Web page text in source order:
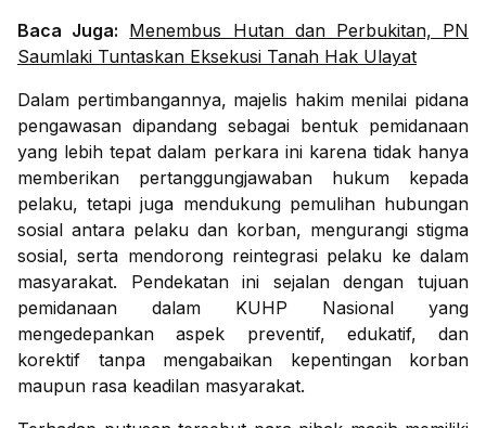
Baca Juga: Menembus Hutan dan Perbukitan, PN
Saumlaki Tuntaskan Eksekusi Tanah Hak Ulayat
Dalam pertimbangannya, majelis hakim menilai pidana
pengawasan dipandang sebagai bentuk pemidanaan
yang lebih tepat dalam perkara ini karena tidak hanya
memberikan pertanggungjawaban hukum kepada
pelaku, tetapi juga mendukung pemulihan hubungan
sosial antara pelaku dan korban, mengurangi stigma
sosial, serta mendorong reintegrasi pelaku ke dalam
masyarakat. Pendekatan ini sejalan dengan tujuan
pemidanaan dalam KUHP Nasional yang
mengedepankan aspek preventif, edukatif, dan
korektif tanpa mengabaikan kepentingan korban
maupun rasa keadilan masyarakat.